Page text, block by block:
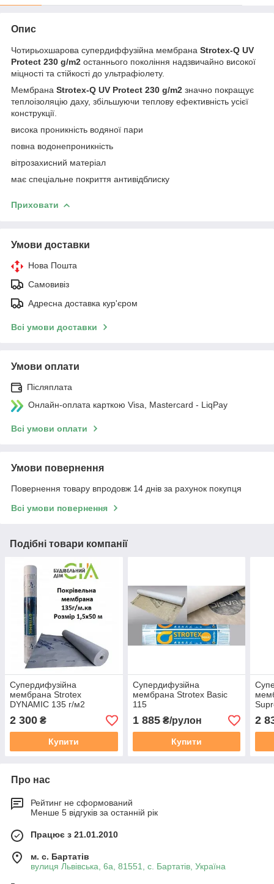
Опис
Чотирьохшарова супердиффузійна мембрана Strotex-Q UV
Protect 230 g/m2 останнього покоління надзвичайно високої
міцності та стійкості до ультрафіолету.
Мембрана Strotex-Q UV Protect 230 g/m2 значно покращує
теплоізоляцію даху, збільшуючи теплову ефективність усієї
конструкції.
висока проникність водяної пари
повна водонепроникність
вітрозахисний матеріал
має спеціальне покриття антивідблиску
Приховати
Умови доставки
Нова Пошта
Самовивіз
Адресна доставка кур'єром
Всі умови доставки
Умови оплати
Післяплата
Онлайн-оплата карткою Visa, Mastercard - LiqPay
Всі умови оплати
Умови повернення
Повернення товару впродовж 14 днів за рахунок покупця
Всі умови повернення
Подібні товари компанії
Супердифузійна
мембрана Strotex
DYNAMIC 135 г/м2
(1,5*50м)
2 300 ₴
Купити
Супердифузійна
мембрана Strotex Basic
115
1 885₴/рулон
Купити
2
Про нас
Рейтинг не сформований
Менше 5 відгуків за останній рік
Працює з 21.01.2010
м. с. Бартатів
вулиця Львівська, 6а, 81551, с. Бартатів, Україна